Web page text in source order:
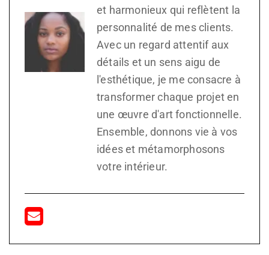
et harmonieux qui reflètent la
personnalité de mes clients.
Avec un regard attentif aux
détails et un sens aigu de
l'esthétique, je me consacre à
transformer chaque projet en
une œuvre d'art fonctionnelle.
Ensemble, donnons vie à vos
idées et métamorphosons
votre intérieur.